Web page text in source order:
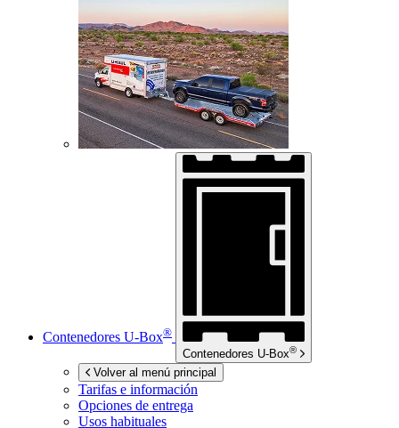
Contenedores U-Box®
Contenedores U-Box®
Volver al menú principal
Tarifas e información
Opciones de entrega
Usos habituales